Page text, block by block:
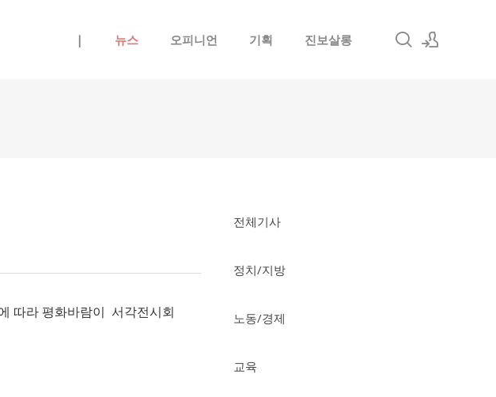
| 뉴스 오피니언 기획 진보살롱
전체기사
정치/지방
노동/경제
교육
따라 평화바람이 서각전시회